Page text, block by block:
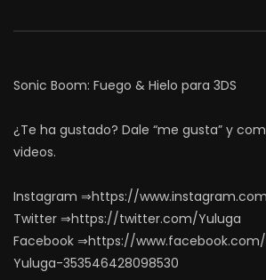
Sonic Boom: Fuego & Hielo para 3DS
¿Te ha gustado? Dale “me gusta” y
videos.
Instagram ⇒https://
Twitter ⇒https://twitter.com/Yuluga
Facebook ⇒https://
Yuluga-353546428098530